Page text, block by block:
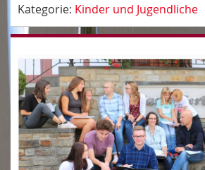
Kategorie: Kinder und Jugendliche